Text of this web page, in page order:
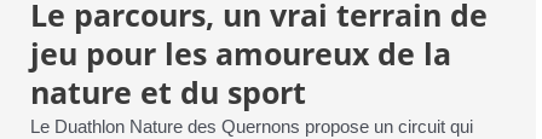
Le parcours, un vrai terrain de
jeu pour les amoureux de la
nature et du sport
Le Duathlon Nature des Quernons propose un circuit qui